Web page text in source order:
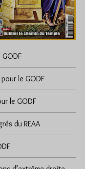
le GODF
le GODF
du REAA